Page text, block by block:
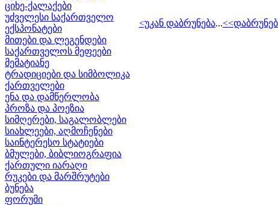
ციხე-ქალაქები
უძველესი საქართველო
ექსპონატები
მითები და ლეგენდები
საქართველოს მეფეები
მემატიანე
ტრადიციები და სიმბოლიკა
ქართველები
ენა და დამწერლობა
პროზა და პოეზია
სიმღერები, საგალობლები
სიახლეები, აღმოჩენები
საინტერესო სტატიები
ბმულები, ბიბლიოგრაფია
ქართული იარაღი
რუკები და მარშრუტები
ბუნება
ფორუმი
<უკან დაბრუნება...